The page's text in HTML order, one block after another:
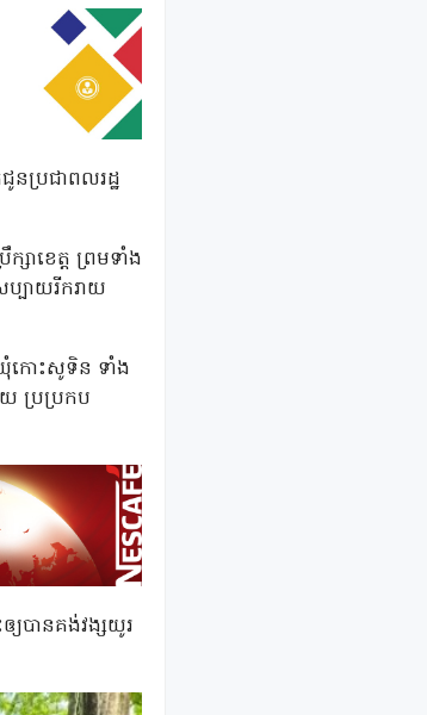
នប្រជាពលរដ្ឋ
សាខេត្ត ព្រមទាំង
ប្បាយរីករាយ
ឃុំកោះសូទិន ទាំង
ប្រប្រកប
យបានគង់វង្សយូរ